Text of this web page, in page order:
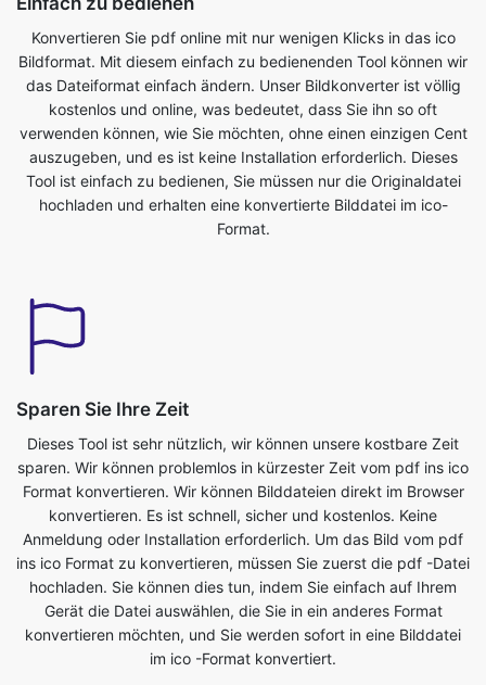
kostenlos und online, was bedeutet, dass Sie ihn so oft
verwenden können, wie Sie möchten, ohne einen einzigen Cent
auszugeben, und es ist keine Installation erforderlich. Dieses
Tool ist einfach zu bedienen, Sie müssen nur die Originaldatei
hochladen und erhalten eine konvertierte Bilddatei im ico-
Format.
Sparen Sie Ihre Zeit
Dieses Tool ist sehr nützlich, wir können unsere kostbare Zeit
sparen. Wir können problemlos in kürzester Zeit vom pdf ins ico
konvertieren. Es ist schnell, sicher und kostenlos. Keine
Anmeldung oder Installation erforderlich. Um das Bild vom pdf
ins ico Format zu konvertieren, müssen Sie zuerst die pdf -Datei
hochladen. Sie können dies tun, indem Sie einfach auf Ihrem
Gerät die Datei auswählen, die Sie in ein anderes Format
konvertieren möchten, und Sie werden sofort in eine Bilddatei
im ico -Format konvertiert.